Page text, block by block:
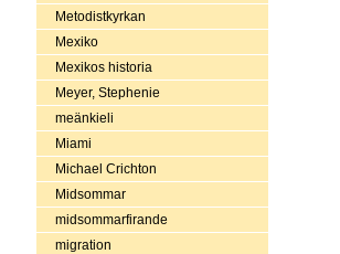
Metodistkyrkan
Mexiko
Mexikos historia
Meyer, Stephenie
meänkieli
Miami
Michael Crichton
Midsommar
midsommarfirande
migration